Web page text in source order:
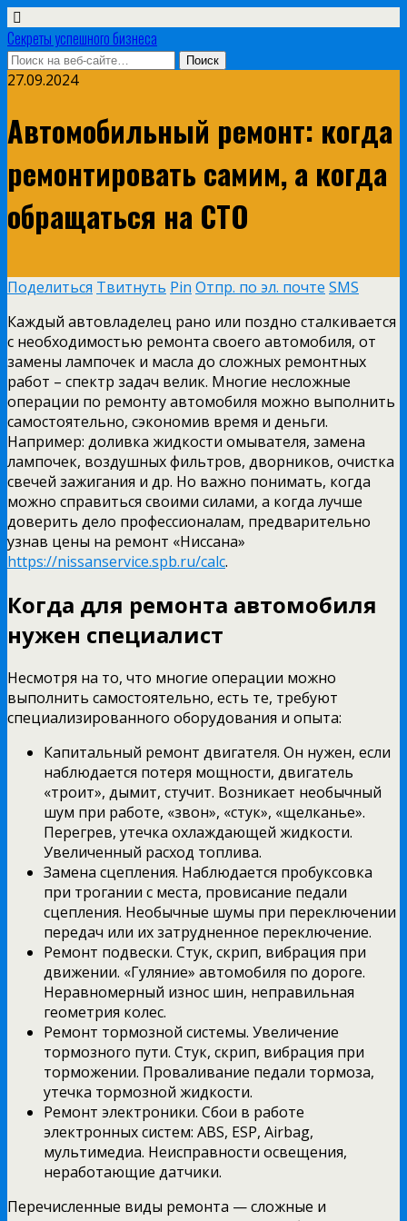
Секреты успешного бизнеса
27.09.2024
Автомобильный ремонт: когда
ремонтировать самим, а когда
обращаться на СТО
Поделиться Твитнуть Pin Отпр. по эл. почте SMS
Каждый автовладелец рано или поздно сталкивается
с необходимостью ремонта своего автомобиля, от
замены лампочек и масла до сложных ремонтных
работ – спектр задач велик. Многие несложные
операции по ремонту автомобиля можно выполнить
самостоятельно, сэкономив время и деньги.
Например: доливка жидкости омывателя, замена
лампочек, воздушных фильтров, дворников, очистка
свечей зажигания и др. Но важно понимать, когда
можно справиться своими силами, а когда лучше
доверить дело профессионалам, предварительно
узнав цены на ремонт «Ниссана»
https://nissanservice.spb.ru/calc.
Когда для ремонта автомобиля
нужен специалист
Несмотря на то, что многие операции можно
выполнить самостоятельно, есть те, требуют
специализированного оборудования и опыта:
Капитальный ремонт двигателя. Он нужен, если
наблюдается потеря мощности, двигатель
«троит», дымит, стучит. Возникает необычный
шум при работе, «звон», «стук», «щелканье».
Перегрев, утечка охлаждающей жидкости.
Увеличенный расход топлива.
Замена сцепления. Наблюдается пробуксовка
при трогании с места, провисание педали
сцепления. Необычные шумы при переключении
передач или их затрудненное переключение.
Ремонт подвески. Стук, скрип, вибрация при
движении. «Гуляние» автомобиля по дороге.
Неравномерный износ шин, неправильная
геометрия колес.
Ремонт тормозной системы. Увеличение
тормозного пути. Стук, скрип, вибрация при
торможении. Проваливание педали тормоза,
утечка тормозной жидкости.
Ремонт электроники. Сбои в работе
электронных систем: ABS, ESP, Airbag,
мультимедиа. Неисправности освещения,
неработающие датчики.
Перечисленные виды ремонта — сложные и